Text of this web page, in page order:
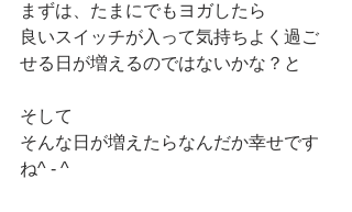
まずは、たまにでもヨガしたら
良いスイッチが入って気持ちよく過ご
せる日が増えるのではないかな？と
そして
そんな日が増えたらなんだか幸せです
ね^ - ^